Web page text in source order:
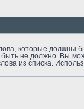
которые должны
быть не должно. Вы
из списка.